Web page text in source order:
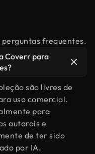
frequentes.
Coverr para
são livres de
uso comercial.
para
autorais e
de ter sido
por IA.